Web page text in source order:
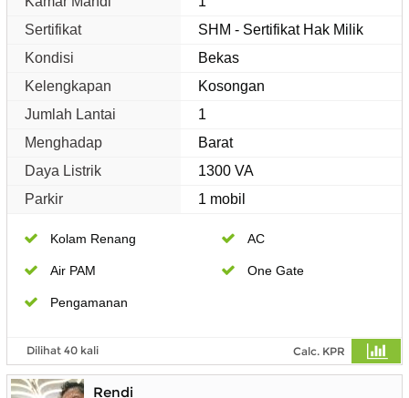
Sertifikat
SHM - Sertifikat Hak Milik
Kondisi
Bekas
Kelengkapan
Kosongan
Jumlah Lantai
1
Menghadap
Barat
Daya Listrik
1300 VA
Parkir
1 mobil
Kolam Renang AC
Air PAM One Gate
Pengamanan
Dilihat 40 kali Calc. KPR
Rendi